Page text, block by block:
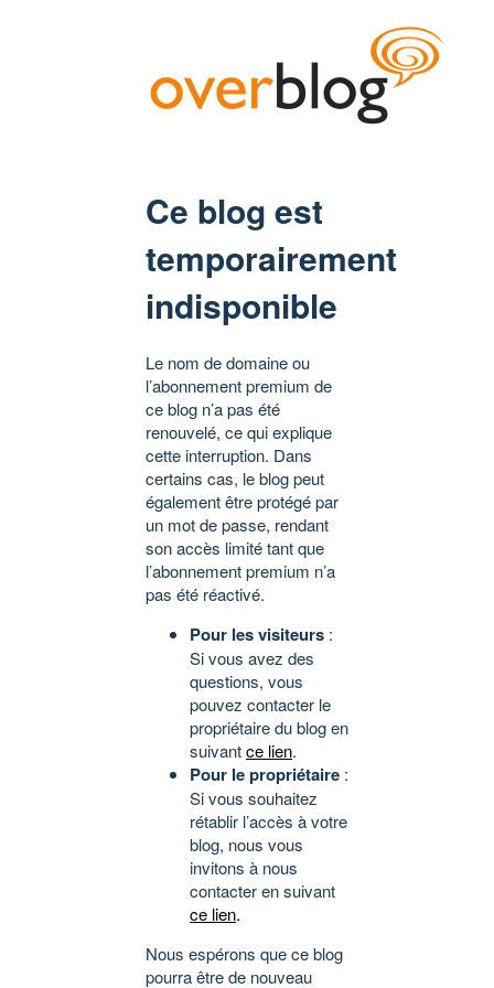
Ce blog est
temporairement
indisponible
Le nom de domaine ou
l’abonnement premium de
ce blog n’a pas été
renouvelé, ce qui explique
cette interruption. Dans
certains cas, le blog peut
également être protégé par
un mot de passe, rendant
son accès limité tant que
l’abonnement premium n’a
pas été réactivé.
Pour les visiteurs :
Si vous avez des
questions, vous
pouvez contacter le
propriétaire du blog en
suivantce lien.
Pour le propriétaire :
Si vous souhaitez
rétablir l’accès à votre
blog, nous vous
invitons à nous
contacter en suivant
ce lien.
Nous espérons que ce blog
pourra être de nouveau